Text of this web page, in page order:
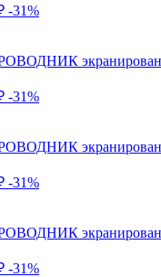
-31%
-31%
-31%
-31%